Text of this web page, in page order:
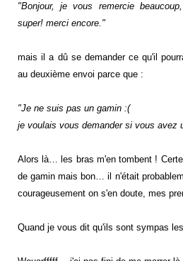
"Bonjour, je vous remercie
super! merci encore."
mais il a dû se demander ce qu'il
au deuxième envoi parce que :
"Je ne suis pas un gamin :(
je voulais vous demander si vous avez
Alors là… les bras m'en tombent !
de gamin mais bon… il n'était
courageusement on s'en doute, mes
Quand je vous dit qu'ils sont sympas